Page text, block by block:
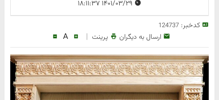
کدخبر:124737
ارسال به دیگران پرینت |
A